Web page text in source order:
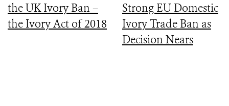
the UK Ivory Ban –
the Ivory Act of 2018
Strong EU Domestic
Ivory Trade Ban as
Decision Nears